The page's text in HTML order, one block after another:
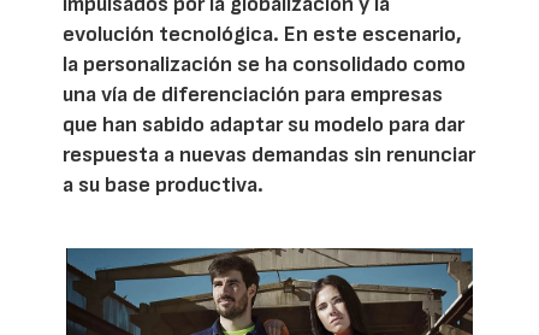
evolución tecnológica. En este escenario,
la personalización se ha consolidado como
una vía de diferenciación para empresas
que han sabido adaptar su modelo para dar
respuesta a nuevas demandas sin renunciar
a su base productiva.